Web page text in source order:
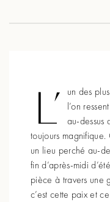
L’
un des
l’on
au-dessus
toujours
un lieu perché au-
fin d’après-midi
pièce à travers une
c’est cette paix et